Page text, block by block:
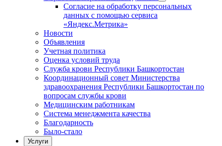
Согласие на обработку персональных
данных с помощью сервиса
«Яндекс.Метрика»
Новости
Объявления
Учетная политика
Оценка условий труда
Служба крови Республики Башкортостан
Координационный совет Министерства
здравоохранения Республики Башкортостан по
вопросам службы крови
Медицинским работникам
Система менеджмента качества
Благодарность
Было-стало
Услуги